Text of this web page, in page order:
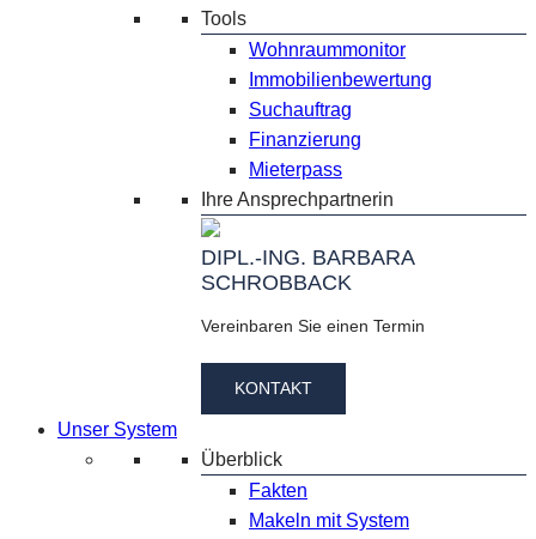
Tools
Wohnraummonitor
Immobilienbewertung
Suchauftrag
Finanzierung
Mieterpass
Ihre Ansprechpartnerin
DIPL.-ING. BARBARA
SCHROBBACK
Vereinbaren Sie einen Termin
KONTAKT
Unser System
Überblick
Fakten
Makeln mit System